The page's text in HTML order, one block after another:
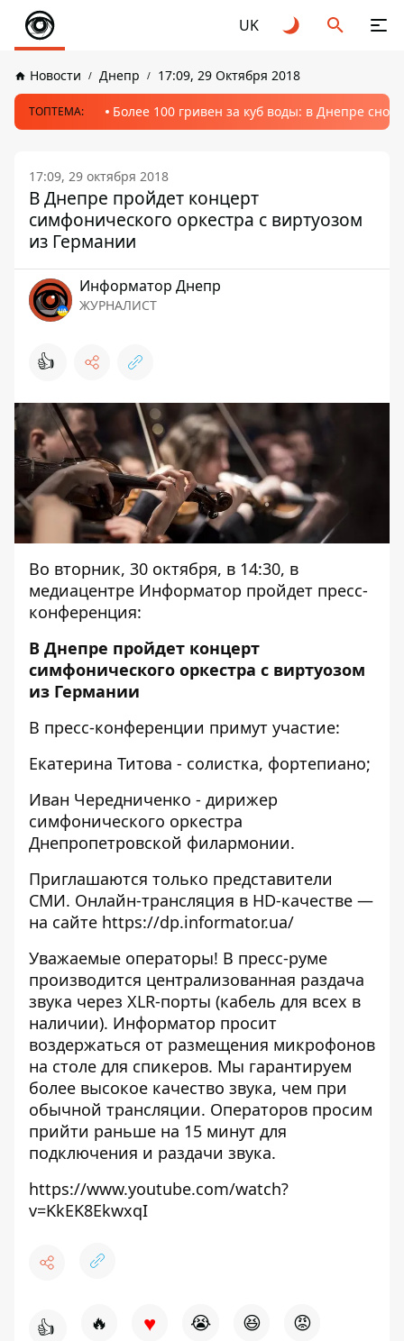
UK
Новости Днепр 17:09, 29 Октября 2018
ТОПТЕМА: Более 100 гривен за куб воды: в Днепре
17:09, 29 октября 2018
В Днепре пройдет концерт
симфонического оркестра с виртуозом
из Германии
Информатор Днепр
ЖУРНАЛИСТ
👍
Во вторник, 30 октября, в 14:30, в
медиацентре Информатор пройдет пресс-
конференция:
В Днепре пройдет концерт
симфонического оркестра с виртуозом
из Германии
В пресс-конференции примут участие:
Екатерина Титова - солистка, фортепиано;
Иван Чередниченко - дирижер
симфонического оркестра
Днепропетровской филармонии.
Приглашаются только представители
СМИ. Онлайн-трансляция в HD-качестве —
на сайте https://dp.informator.ua/
Уважаемые операторы! В пресс-руме
производится централизованная раздача
звука через XLR-порты (кабель для всех в
наличии). Информатор просит
воздержаться от размещения микрофонов
на столе для спикеров. Мы гарантируем
более высокое качество звука, чем при
обычной трансляции. Операторов просим
прийти раньше на 15 минут для
подключения и раздачи звука.
https://www.youtube.com/watch?
v=KkEK8EkwxqI
👍 🔥 ♥ 😭 😆 😡